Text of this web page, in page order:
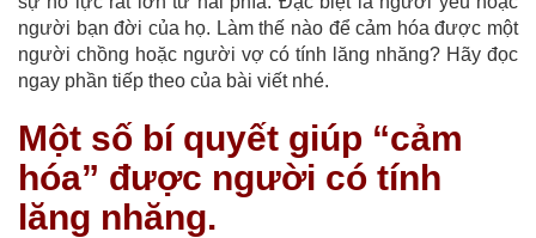
người bạn đời của họ. Làm thế nào để cảm hóa được một
người chồng hoặc người vợ có tính lăng nhăng? Hãy đọc
ngay phần tiếp theo của bài viết nhé.
Một số bí quyết giúp “cảm
hóa” được người có tính
lăng nhăng.